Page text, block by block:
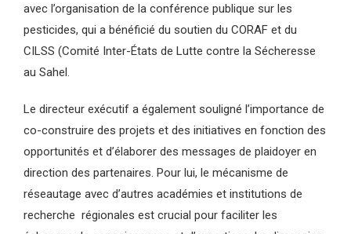
avec l’organisation de la conférence publique sur les
pesticides, qui a bénéficié du soutien du CORAF et du
CILSS (Comité Inter-États de Lutte contre la Sécheresse
au Sahel.
Le directeur exécutif a également souligné l’importance de
co-construire des projets et des initiatives en fonction des
opportunités et d’élaborer des messages de plaidoyer en
direction des partenaires. Pour lui, le mécanisme de
réseautage avec d’autres académies et institutions de
recherche régionales est crucial pour faciliter les